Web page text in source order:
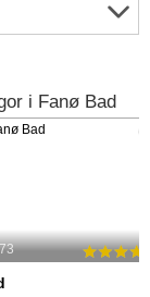
i Fanø Bad